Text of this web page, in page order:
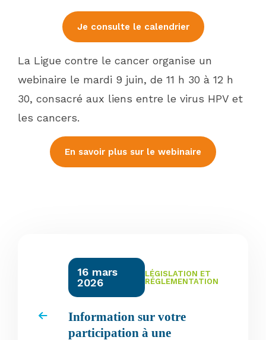
Je consulte le calendrier
La Ligue contre le cancer organise un
webinaire le mardi 9 juin, de 11 h 30 à 12 h
30, consacré aux liens entre le virus HPV et
les cancers.
En savoir plus sur le webinaire
16 mars
2026
LÉGISLATION ET
RÉGLEMENTATION
Information sur votre
participation à une